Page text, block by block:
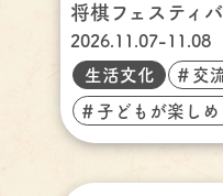
将棋フェスティ
2026.11.07-11.08
生活文化
＃交
＃子どもが楽しめ